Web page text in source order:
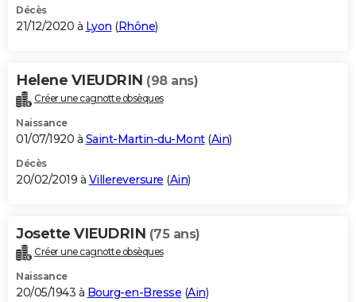
Décès
21/12/2020 à Lyon (Rhône)
Helene VIEUDRIN (98 ans)
Créer une cagnotte obsèques
Naissance
01/07/1920 à Saint-Martin-du-Mont(Ain)
Décès
20/02/2019 à Villereversure (Ain)
Josette VIEUDRIN (75 ans)
Créer une cagnotte obsèques
Naissance
20/05/1943 à Bourg-en-Bresse (Ain)